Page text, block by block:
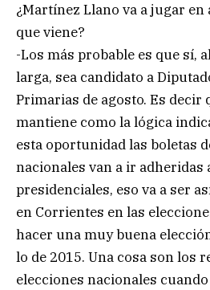
¿Martínez Llano va a jugar en
que viene?
-Los más probable es que sí,
larga, sea candidato a
Primarias de agosto. Es decir
mantiene como la lógica
esta oportunidad las boletas
nacionales van a ir adheridas
presidenciales, eso va a ser
en Corrientes en las
hacer una muy buena
lo de 2015. Una cosa son los
elecciones nacionales